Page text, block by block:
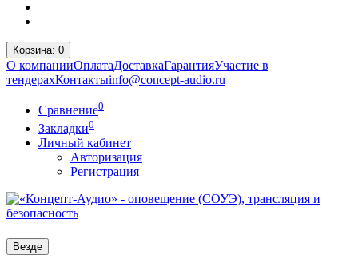
Корзина: 0
О компанииОплатаДоставкаГарантияУчастие в
тендерахКонтактыinfo@concept-audio.ru
Сравнение0
Закладки0
Личный кабинет
Авторизация
Регистрация
Везде